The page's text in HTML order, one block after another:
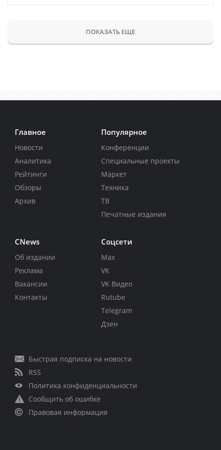
ПОКАЗАТЬ ЕЩЕ
Главное
Новости
Аналитика
Рейтинги
Обзоры
Архив
Популярное
Конференции
Специальные проекты
Маркет
Техника
ТВ
Печатные издания
CNews
Об издании
Реклама
Вакансии
Контакты
Соцсети
Max
VK
VK Видео
Rutube
Telegram
Дзен
Быстрая подписка на новости
RSS
Политика конфиденциальности
Сообщить об ошибке
Правовая информация